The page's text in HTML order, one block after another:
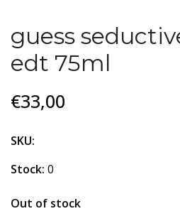
guess
edt 75ml
€33,00
SKU:
Stock: 0
Out of stock